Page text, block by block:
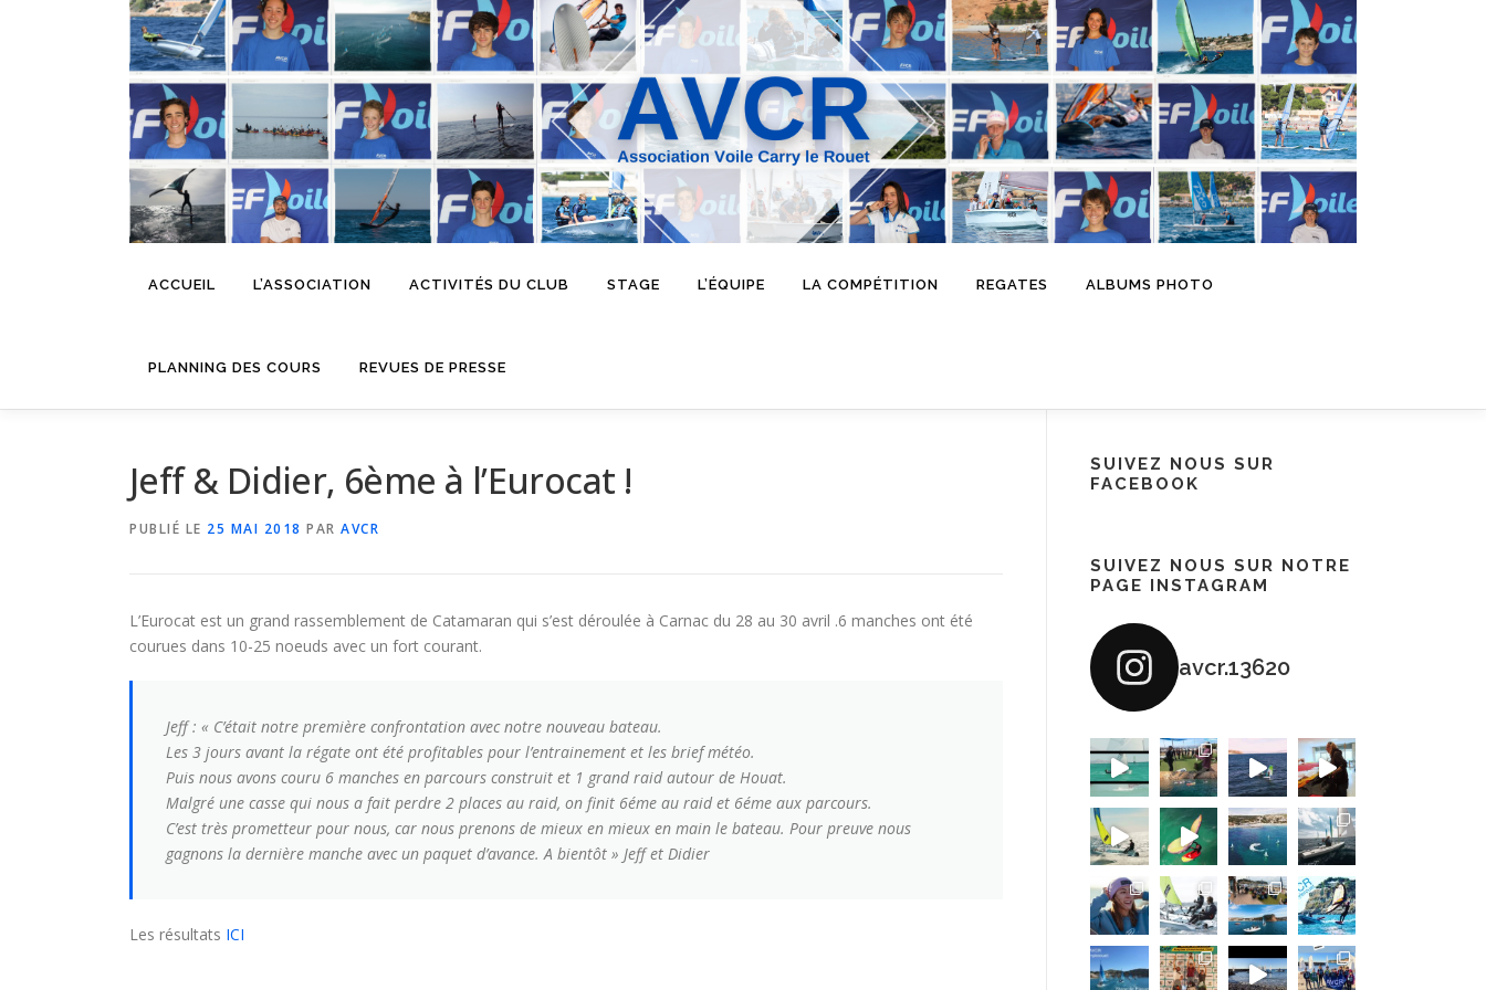
ACCUEIL L’ASSOCIATION ACTIVITÉS DU CLUB STAGE L’ÉQUIPE LA COMPÉTITION REGATES ALBUMS PHOTO
PLANNING DES COURS REVUES DE PRESSE
Jeff & Didier, 6ème à l’Eurocat !
PUBLIÉ LE 25 MAI 2018 PAR AVCR
L’Eurocat est un grand rassemblement de Catamaran qui s’est déroulée à Carnac du 28 au 30 avril .6 manches ont été
courues dans 10-25 noeuds avec un fort courant.
Jeff : « C’était notre première confrontation avec notre nouveau bateau.
Les 3 jours avant la régate ont été profitables pour l’entrainement et les brief météo.
Puis nous avons couru 6 manches en parcours construit et 1 grand raid autour de Houat.
Malgré une casse qui nous a fait perdre 2 places au raid, on finit 6éme au raid et 6éme aux parcours.
C’est très prometteur pour nous, car nous prenons de mieux en mieux en main le bateau. Pour preuve nous
gagnons la dernière manche avec un paquet d’avance. A bientôt » Jeff et Didier
Les résultats ICI
SUIVEZ NOUS SUR
FACEBOOK
SUIVEZ NOUS SUR NOTRE
PAGE INSTAGRAM
avcr.13620